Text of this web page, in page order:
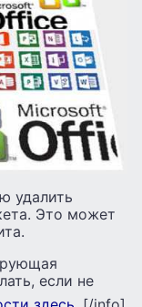
удалить
Это может
если не